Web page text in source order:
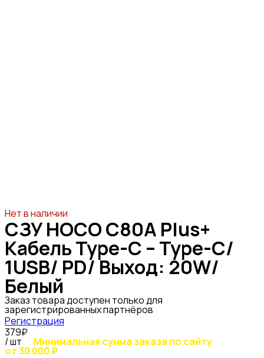
Нет в наличии
СЗУ HOCO C80A Plus+
Кабель Type-C – Type-C/
1USB/ PD/ Выход: 20W/
Белый
Заказ товара доступен только для
зарегистрированных партнёров
Регистрация
379₽
/ шт Минимальная сумма заказа по сайту
от 30 000 ₽